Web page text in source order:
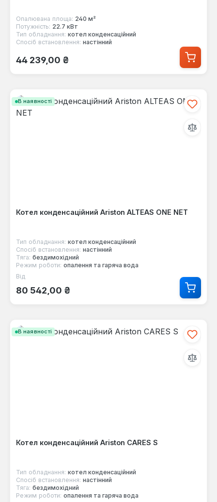
Опалювана площа: 240 м²
Потужність: 22.7 кВт
Тип обладнання: котел конденсаційний
Спосіб встановлення: настінний
Звичайна ціна:
44 239,00 ₴
В наявності
Котел конденсаційний Ariston ALTEAS ONE NET
Тип обладнання: котел конденсаційний
Спосіб встановлення: настінний
Тяга: бездимохідний
Режим роботи: опалення та гаряча вода
Звичайна ціна:
Від
80 542,00 ₴
В наявності
Котел конденсаційний Ariston CARES S
Тип обладнання: котел конденсаційний
Спосіб встановлення: настінний
Тяга: бездимохідний
Режим роботи: опалення та гаряча вода